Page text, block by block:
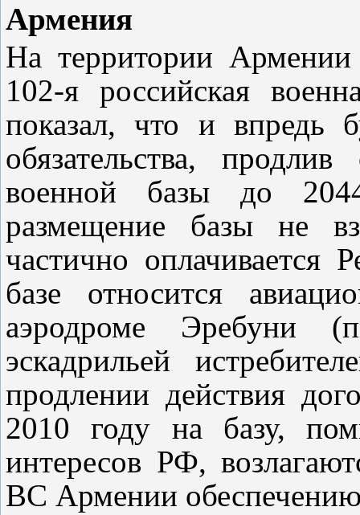
Армения
На территории
102-я российская
показал, что и впредь
обязательства,
военной базы до
размещение базы не
частично оплачивается
базе относится
аэродроме Эребуни
эскадрильей
продлении действия
2010 году на базу,
интересов РФ,
ВС Армении